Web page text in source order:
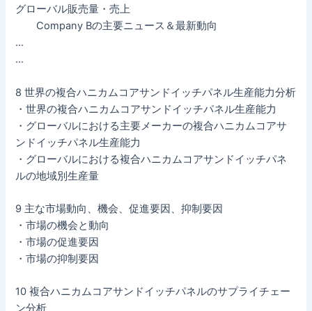
グローバル販売量・売上
Company Bの主要ニュース＆最新動向
…
…
8 世界の複合ハニカムコアサンドイッチパネル生産能力分析
・世界の複合ハニカムコアサンドイッチパネル生産能力
・グローバルにおける主要メーカーの複合ハニカムコアサ
ンドイッチパネル生産能力
・グローバルにおける複合ハニカムコアサンドイッチパネ
ルの地域別生産量
9 主な市場動向、機会、促進要因、抑制要因
・市場の機会と動向
・市場の促進要因
・市場の抑制要因
10 複合ハニカムコアサンドイッチパネルのサプライチェー